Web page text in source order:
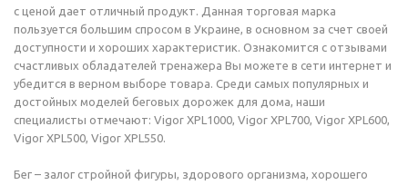
с ценой дает отличный продукт. Данная торговая марка
пользуется большим спросом в Украине, в основном за счет своей
доступности и хороших характеристик. Ознакомится с отзывами
счастливых обладателей тренажера Вы можете в сети интернет и
убедится в верном выборе товара. Среди самых популярных и
достойных моделей беговых дорожек для дома, наши
специалисты отмечают: Vigor XPL1000, Vigor XPL700, Vigor XPL600,
Vigor XPL500, Vigor XPL550.
Бег – залог стройной фигуры, здорового организма, хорошего